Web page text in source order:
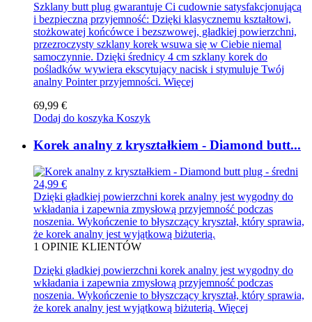
Szklany butt plug gwarantuje Ci cudownie satysfakcjonującą
i bezpieczną przyjemność: Dzięki klasycznemu kształtowi,
stożkowatej końcówce i bezszwowej, gładkiej powierzchni,
przezroczysty szklany korek wsuwa się w Ciebie niemal
samoczynnie. Dzięki średnicy 4 cm szklany korek do
pośladków wywiera ekscytujący nacisk i stymuluje Twój
analny Pointer przyjemności. Więcej
69,99 €
Dodaj do koszyka Koszyk
Korek analny z kryształkiem - Diamond butt...
24,99 €
Dzięki gładkiej powierzchni korek analny jest wygodny do
wkładania i zapewnia zmysłową przyjemność podczas
noszenia. Wykończenie to błyszczący kryształ, który sprawia,
że korek analny jest wyjątkową biżuterią.
1 OPINIE KLIENTÓW
Dzięki gładkiej powierzchni korek analny jest wygodny do
wkładania i zapewnia zmysłową przyjemność podczas
noszenia. Wykończenie to błyszczący kryształ, który sprawia,
że korek analny jest wyjątkową biżuterią. Więcej